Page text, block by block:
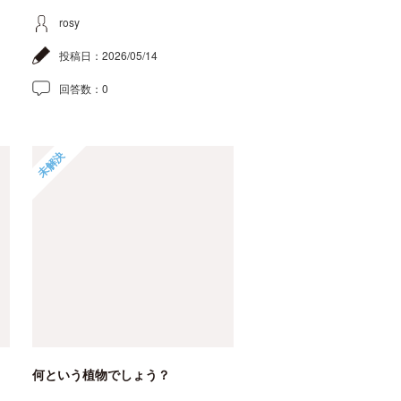
rosy
投稿日： 2026/05/14
回答数： 0
未解決
何という植物でしょう？